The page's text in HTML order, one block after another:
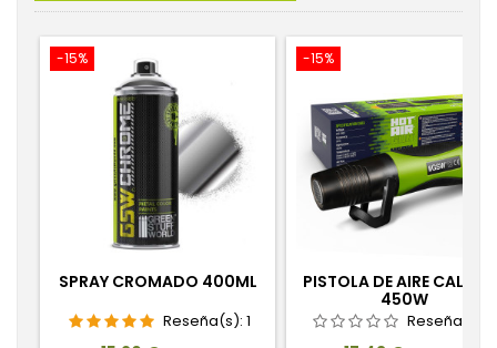
-15%
SPRAY CROMADO 400ML
Reseña(s): 1
-15%
PISTOLA DE AIRE
450W
Reseña(s):